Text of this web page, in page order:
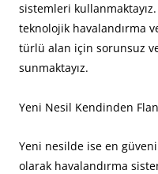
sistemleri
teknolojik havalandırma
türlü alan için sorunsuz
sunmaktayız.
Yeni Nesil Kendinden
Yeni nesilde ise en
olarak havalandırma